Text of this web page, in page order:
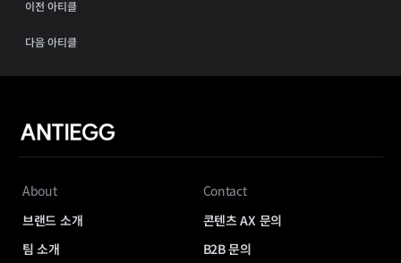
이전 아티클
다음 아티클
About
브랜드 소개
팀 소개
Contact
콘텐츠 AX 문의
B2B 문의